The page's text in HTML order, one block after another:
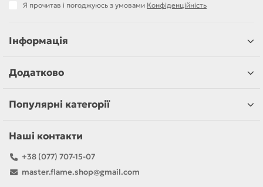
Я прочитав і погоджуюсь з умовами Конфіденційність
Інформація
Додатково
Популярні категорії
Наші контакти
+38 (077) 707-15-07
master.flame.shop@gmail.com